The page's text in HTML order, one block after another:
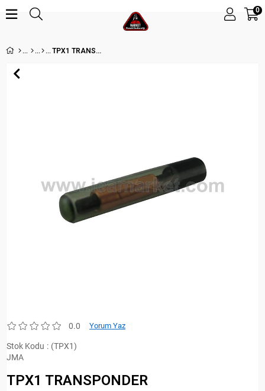
0
TPX1 TRANSPONDER
0.0 Yorum Yaz
Stok Kodu
(TPX1)
JMA
TPX1 TRANSPONDER